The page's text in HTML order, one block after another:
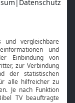
App
TV
Online-Bibel
Gottesdienst